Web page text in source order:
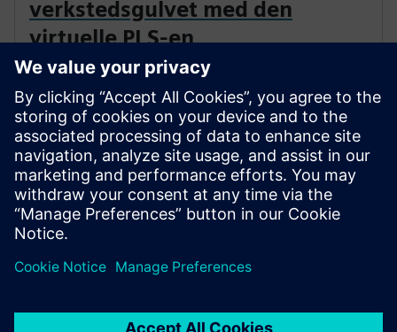
verkstedsgulvet med den
virtuelle PLS-en
For å gjøre produksjonen raskere, mer robust og mer
fleksibel, hadde Audi som mål å redusere variasjonen
og antallet enheter og konvertere applikasjoner til
programvare. Dette krevde en innovasjon: virtuelle
PLC-er.